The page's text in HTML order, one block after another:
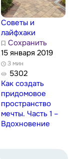
Советы и
лайфхаки
Сохранить
15 января 2019
3 мин
5302
Как создать
придомовое
пространство
мечты. Часть 1 –
Вдохновение